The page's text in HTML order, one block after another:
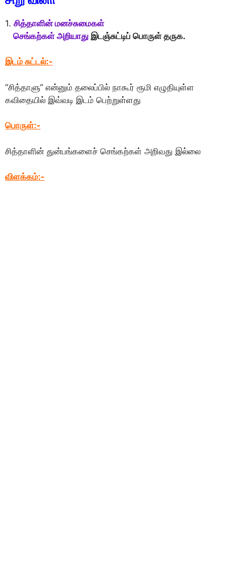
1. சித்தாளின் மனச்சுமைகள்
செங்கற்கள் அறியாது இடஞ்சுட்டிப் பொருள் தருக.
இடம் சுட்டல்:-
“சித்தாளு” என்னும் தலைப்பில் நாகூர் ரூமி எழுதியுள்ள
கவிதையில் இவ்வடி இடம் பெற்றுள்ளது
பொருள்:-
சித்தாளின் துன்பங்களைச் செங்கற்கள் அறிவது இல்லை
விளக்கம்:-